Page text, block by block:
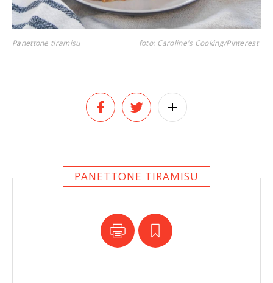
Panettone tiramisu foto: Caroline's Cooking/Pinterest
PANETTONE TIRAMISU